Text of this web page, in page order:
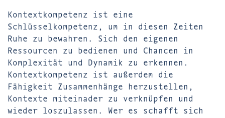
Kontextkompetenz ist eine
Schlüsselkompetenz, um in diesen Zeiten
Ruhe zu bewahren. Sich den eigenen
Ressourcen zu bedienen und Chancen in
Komplexität und Dynamik zu erkennen.
Kontextkompetenz ist außerdem die
Fähigkeit Zusammenhänge herzustellen,
Kontexte miteinader zu verknüpfen und
wieder loszulassen. Wer es schafft sich